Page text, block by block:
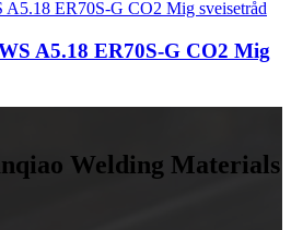
A5.18 ER70S-G CO2 Mig
Welding Materials